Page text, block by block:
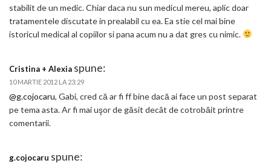
stabilit de un medic. Chiar daca nu sun medicul mereu, aplic doar
tratamentele discutate in prealabil cu ea. Ea stie cel mai bine
istoricul medical al copiilor si pana acum nu a dat gres cu nimic.
Cristina + Alexia spune:
10 MARTIE 2012 LA 23:29
@g.cojocaru, Gabi, cred că ar fi ff bine dacă ai face un post separat
pe tema asta. Ar fi mai uşor de găsit decât de cotrobăit printre
comentarii.
g.cojocaru spune: